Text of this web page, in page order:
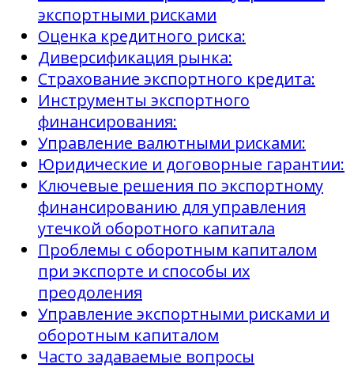
экспортными рисками
Оценка кредитного риска:
Диверсификация рынка:
Страхование экспортного кредита:
Инструменты экспортного
финансирования:
Управление валютными рисками:
Юридические и договорные гарантии:
Ключевые решения по экспортному
финансированию для управления
утечкой оборотного капитала
Проблемы с оборотным капиталом
при экспорте и способы их
преодоления
Управление экспортными рисками и
оборотным капиталом
Часто задаваемые вопросы